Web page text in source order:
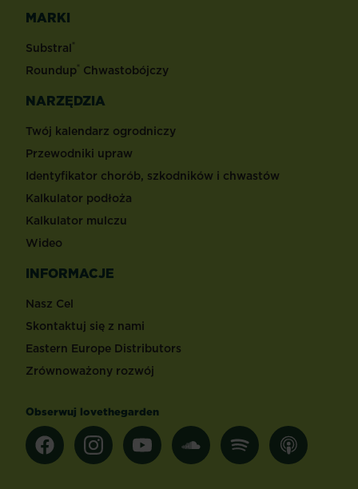
MARKI
Substral®
Roundup® Chwastobójczy
NARZĘDZIA
Twój kalendarz ogrodniczy
Przewodniki upraw
Identyfikator chorób, szkodników i chwastów
Kalkulator podłoża
Kalkulator mulczu
Wideo
INFORMACJE
Nasz Cel
Skontaktuj się z nami
Eastern Europe Distributors
Zrównoważony rozwój
Obserwuj lovethegarden